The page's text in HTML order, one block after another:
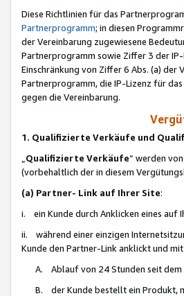
Diese Richtlinien für das
Partnerprogramm; in diesen
der Vereinbarung zugewiesene
Partnerprogramm sowie Ziffer 3 der
Einschränkung von Ziffer 6 Abs. (a)
Partnerprogramm, die IP-Lizenz für
gegen die Vereinbarung.
1. Qualifizierte Verkäufe und
Qualifizierte Verkäufe“ werden
(vorbehaltlich der in diesem
(a) Partner- Link auf Ihrer Site:
i. ein Kunde durch Anklicken eines auf
ii. während einer einzigen
Kunde den Partner-Link anklickt und
A. Ablauf von 24 Stunden seit dem
B. der Kunde bestellt ein Produkt,